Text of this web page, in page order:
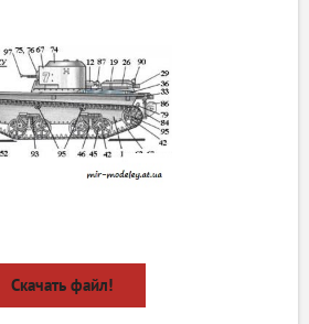
Скачать файл!